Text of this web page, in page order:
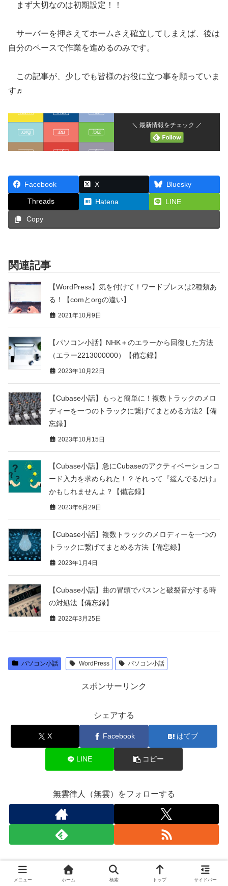
まず大切なのは初期設定！！
サーバーを押さえてホームさえ確立してしまえば、後は
自分のペースで作業を進めるのみです。
この記事が、少しでも皆様のお役に立つ事を願っていま
す♬
＼ 最新情報をチェック ／
Facebook X Bluesky
Threads Hatena LINE
Copy
関連記事
【WordPress】気を付けて！ワードプレスは2種類あ
る！【comとorgの違い】
2021年10月9日
【パソコン小話】NHK＋のエラーから回復した方法
（エラー2213000000）【備忘録】
2023年10月22日
【Cubase小話】もっと簡単に！複数トラックのメロ
ディーを一つのトラックに繋げてまとめる方法2【備
忘録】
2023年10月15日
【Cubase小話】急にCubaseのアクティベーションコ
ード入力を求められた！？それって『緩んでるだけ』
かもしれませんよ？【備忘録】
2023年6月29日
【Cubase小話】複数トラックのメロディーを一つの
トラックに繋げてまとめる方法【備忘録】
2023年1月4日
【Cubase小話】曲の冒頭でパスンと破裂音がする時
の対処法【備忘録】
2022年3月25日
パソコン小話 WordPress パソコン小話
スポンサーリンク
シェアする
X Facebook はてブ
LINE コピー
無雲律人（無雲）をフォローする
無雲律人（無雲）
メニュー ホーム 検索 トップ サイドバー